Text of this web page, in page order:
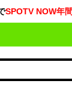
SPOTV NOW年